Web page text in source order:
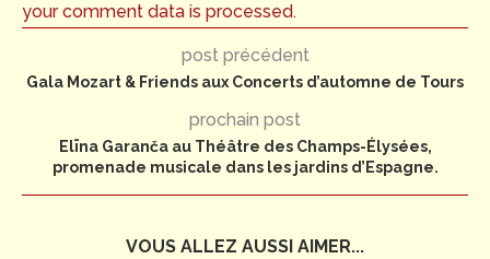
your comment data is processed.
post précédent
Gala Mozart & Friends aux Concerts d’automne de Tours
prochain post
Elīna Garanča au Théâtre des Champs-Élysées,
promenade musicale dans les jardins d’Espagne.
VOUS ALLEZ AUSSI AIMER...